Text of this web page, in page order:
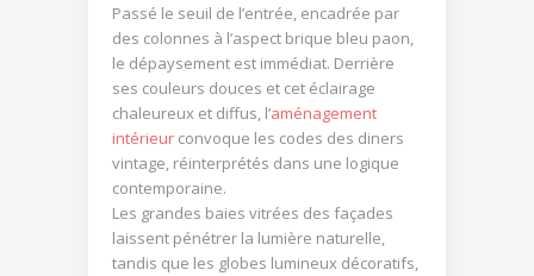
Passé le seuil de l’entrée, encadrée par
des colonnes à l’aspect brique bleu paon,
le dépaysement est immédiat. Derrière
ses couleurs douces et cet éclairage
chaleureux et diffus, l’aménagement
intérieur convoque les codes des diners
vintage, réinterprétés dans une logique
contemporaine.
Les grandes baies vitrées des façades
laissent pénétrer la lumière naturelle,
tandis que les globes lumineux décoratifs,